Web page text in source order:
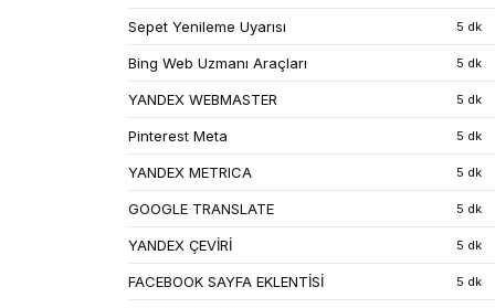
Sepet Yenileme Uyarısı 5 dk
Bing Web Uzmanı Araçları 5 dk
YANDEX WEBMASTER 5 dk
Pinterest Meta 5 dk
YANDEX METRICA 5 dk
GOOGLE TRANSLATE 5 dk
YANDEX ÇEVİRİ 5 dk
FACEBOOK SAYFA EKLENTİSİ 5 dk